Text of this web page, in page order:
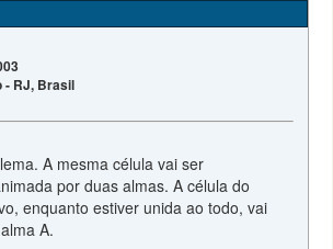
- RJ, Brasil
A mesma célula vai ser
por duas almas. A célula do
enquanto estiver unida ao todo, vai
A.